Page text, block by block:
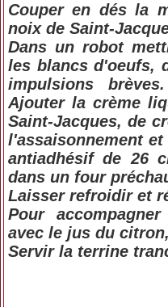
Couper en dés la
noix de Saint-
Dans un robot
les blancs d'oeufs,
impulsions
Ajouter la crème
Saint-Jacques, de
l'assaisonnement
antiadhésif de 26
dans un four
Laisser refroidir et
Pour
avec le jus du
Servir la terrine